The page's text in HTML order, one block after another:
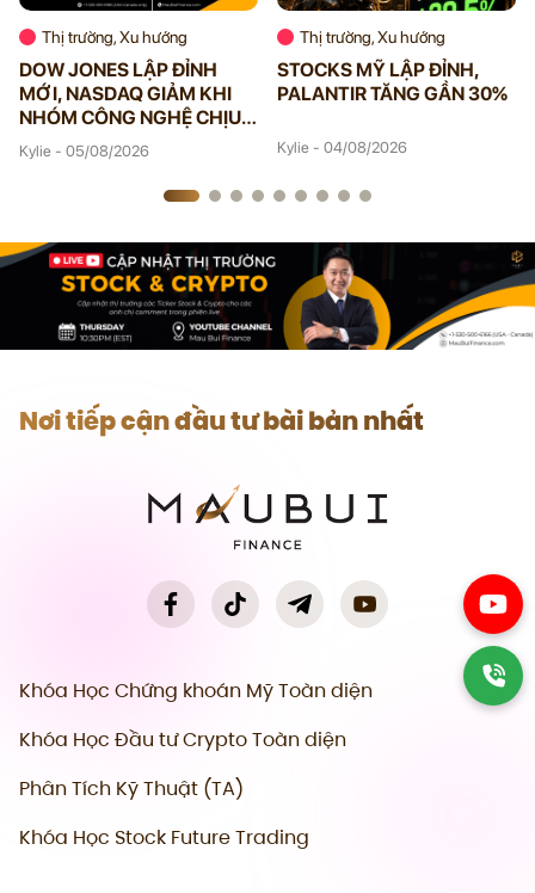
Thị trường, Xu hướng
DOW JONES LẬP ĐỈNH
MỚI, NASDAQ GIẢM KHI
NHÓM CÔNG NGHỆ CHỊU
ÁP LỰC
Kylie - 05/08/2026
Thị trường, Xu hướng
STOCKS MỸ LẬP ĐỈNH,
PALANTIR TĂNG GẦN 30%
Kylie - 04/08/2026
Nơi tiếp cận đầu tư bài bản nhất
Khóa Học Chứng khoán Mỹ Toàn diện
Khóa Học Đầu tư Crypto Toàn diện
Phân Tích Kỹ Thuật (TA)
Khóa Học Stock Future Trading